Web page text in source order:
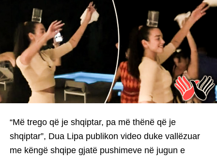
“Më trego që je shqiptar, pa më thënë që je
shqiptar”, Dua Lipa publikon video duke vallëzuar
me këngë shqipe gjatë pushimeve në jugun e